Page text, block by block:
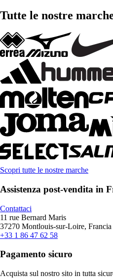
Tutte le nostre
Scopri tutte le nostre marche
Assistenza post-vendita in
Contattaci
11 rue Bernard Maris
37270 Montlouis-sur-Loire, Francia
+33 1 86 47 62 58
Pagamento sicuro
Acquista sul nostro sito in tutta